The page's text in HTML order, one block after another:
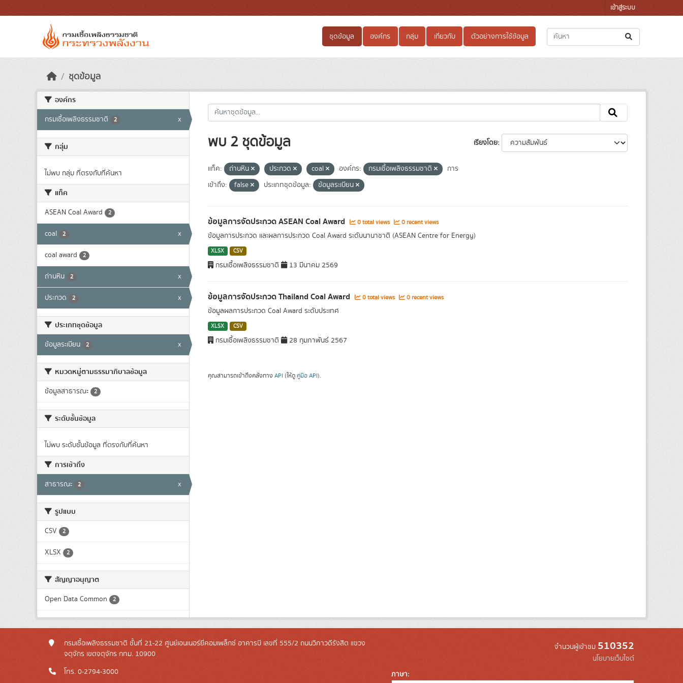
เข้าสู่ระบบ
ชุดข้อมูล องค์กร กลุ่ม เกี่ยวกับ ตัวอย่างการใช้ข้อมูล
ชุดข้อมูล
องค์กร
กรมเชื้อเพลิงธรรมชาติ 2 x
กลุ่ม
ไม่พบ กลุ่ม ที่ตรงกับที่ค้นหา
แท็ค
ASEAN Coal Award 2
coal 2 x
coal award 2
ถ่านหิน 2 x
ประกวด 2 x
ประเภทชุดข้อมูล
ข้อมูลระเบียน 2 x
หมวดหมู่ตามธรรมาภิบาลข้อมูล
ข้อมูลสาธารณะ 2
ระดับชั้นข้อมูล
ไม่พบ ระดับชั้นข้อมูล ที่ตรงกับที่ค้นหา
การเข้าถึง
สาธารณะ 2 x
รูปแบบ
CSV 2
XLSX 2
สัญญาอนุญาต
Open Data Common 2
เรียงโดย
พบ 2 ชุดข้อมูล
แท็ค: ถ่านหิน ประกวด coal องค์กร: กรมเชื้อเพลิงธรรมชาติ
การ
เข้าถึง:
false ประเภทชุดข้อมูล: ข้อมูลระเบียน
ข้อมูลการจัดประกวด ASEAN Coal Award 0 total views 0 recent views
ข้อมูลการประกวด และผลการประกวด Coal Award ระดับนานาชาติ (ASEAN Centre for Energy)
XLSX CSV
กรมเชื้อเพลิงธรรมชาติ 13 มีนาคม 2569
ข้อมูลการจัดประกวด Thailand Coal Award 0 total views 0 recent views
ข้อมูลผลการประกวด Coal Award ระดับประเทศ
XLSX CSV
กรมเชื้อเพลิงธรรมชาติ 28 กุมภาพันธ์ 2567
คุณสามารถเข้าถึงคลังทาง API (ให้ดู คู่มือ API).
กรมเชื้อเพลิงธรรมชาติ ชั้นที่ 21-22 ศูนย์เอนเนอร์ยี่คอมเพล็กซ์ อาคารบี เลขที่ 555/2 ถนนวิภาวดีรังสิต แขวง
จตุจักร เขตจตุจักร กทม. 10900
โทร. 0-2794-3000
จำนวนผู้เข้าชม 510352
นโยบายเว็บไซต์
ภาษา